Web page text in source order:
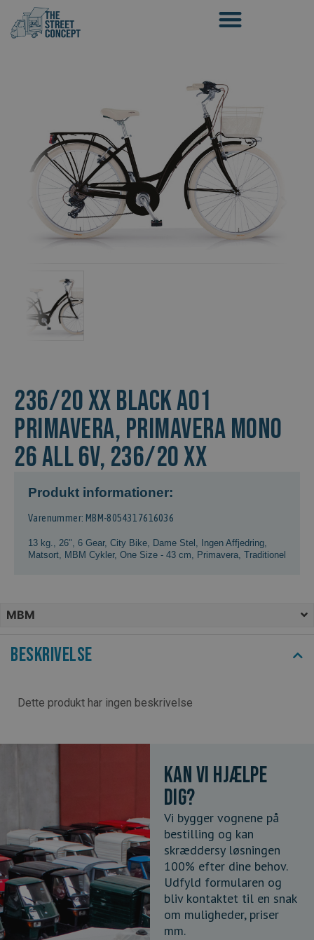
236/20 XX BLACK A01
Primavera, PRIMAVERA MONO
26 ALL 6V, 236/20 XX
Produkt informationer:
Varenummer: MBM-8054317616036
13 kg. 26" 6 Gear, City Bike Dame Stel Ingen Affjedring
Matsort MBM Cykler, One Size - 43 cm Primavera Traditionel
MBM
Beskrivelse
Dette produkt har ingen beskrivelse
Kan vi hjælpe
dig?
Vi bygger vognene på
bestilling og kan
skræddersy løsningen
100% efter dine behov.
Udfyld formularen og
bliv kontaktet til en snak
om muligheder, priser
mm.